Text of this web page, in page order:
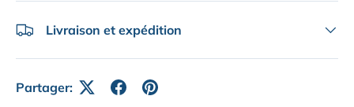
Livraison et expédition
Partager: